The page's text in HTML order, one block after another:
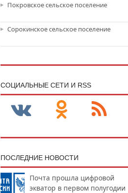
Покровское сельское поселение
Сорокинское сельское поселение
CОЦИАЛЬНЫЕ СЕТИ И RSS
ПОСЛЕДНИЕ НОВОСТИ
Почта прошла цифровой
экватор в первом полугодии